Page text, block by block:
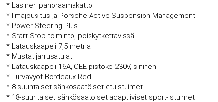
* Lasinen panoraamakatto
* Ilmajousitus ja Porsche Active Suspension Management
* Power Steering Plus
* Start-Stop toiminto, poiskytkettävissä
* Latauskaapeli 7,5 metriä
* Mustat jarrusatulat
* Latauskaapeli 16A, CEE-pistoke 230V, sininen
* Turvavyöt Bordeaux Red
* 8-suuntaiset sähkösäätöiset etuistuimet
* 18-suuntaiset sähkösäätöiset adaptiiviset sport-istuimet